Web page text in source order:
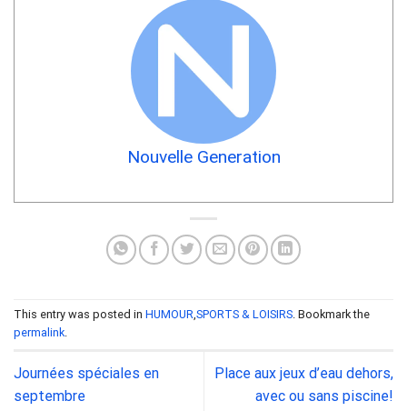
Nouvelle Generation
This entry was posted in HUMOUR,SPORTS & LOISIRS. Bookmark the
permalink.
Journées spéciales en
septembre
Place aux jeux d’eau dehors,
avec ou sans piscine!